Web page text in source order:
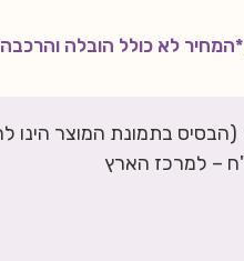
*המחיר לא כולל הובלה והרכבה